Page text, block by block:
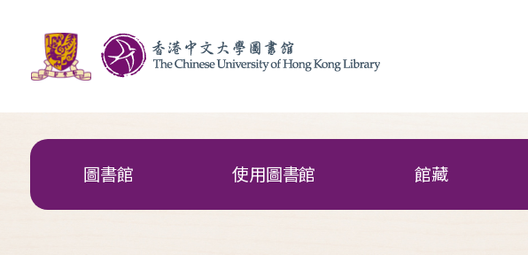
圖書館 使用圖書館 館藏